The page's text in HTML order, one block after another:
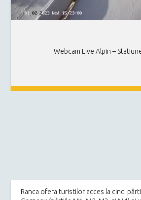
Webcam Live Alpin –
Ranca ofera turistilor acces la cinci